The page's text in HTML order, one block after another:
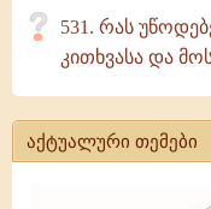
531. რას
კითხვასა და
აქტუალური თემები